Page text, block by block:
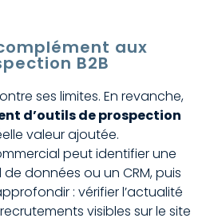
aux
B2B
ses limites. En revanche,
d’outils de prospection
valeur ajoutée.
peut identifier une
données ou un CRM, puis
: vérifier l’actualité
visibles sur le site